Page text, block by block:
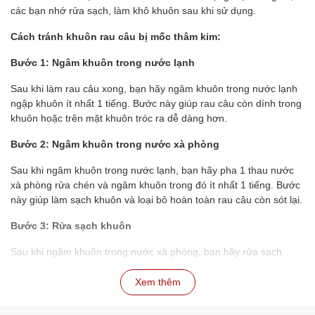
các bạn nhớ rửa sạch, làm khô khuôn sau khi sử dụng.
Cách tránh khuôn rau câu bị mốc thâm kim:
Bước 1: Ngâm khuôn trong nước lạnh
Sau khi làm rau câu xong, bạn hãy ngâm khuôn trong nước lạnh
ngập khuôn ít nhất 1 tiếng. Bước này giúp rau câu còn dính trong
khuôn hoặc trên mặt khuôn tróc ra dễ dàng hơn.
Bước 2: Ngâm khuôn trong nước xà phòng
Sau khi ngâm khuôn trong nước lạnh, bạn hãy pha 1 thau nước
xà phòng rửa chén và ngâm khuôn trong đó ít nhất 1 tiếng. Bước
này giúp làm sạch khuôn và loại bỏ hoàn toàn rau câu còn sót lại.
Bước 3: Rửa sạch khuôn
Sau khi ngâm khuôn trong nước xà phòng, bạn hãy rửa sạch
Bước 4: Phơi khô khuôn
Xem thêm